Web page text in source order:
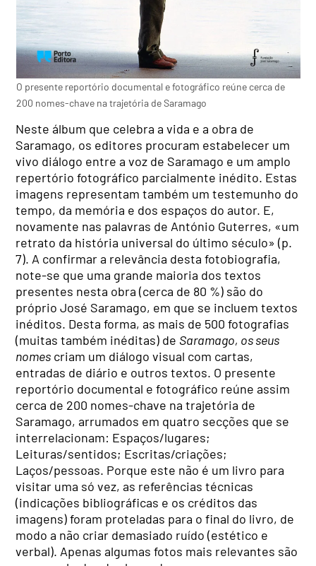
O presente reportório documental e fotográfico reúne cerca de
200 nomes-chave na trajetória de Saramago
Neste álbum que celebra a vida e a obra de
Saramago, os editores procuram estabelecer um
vivo diálogo entre a voz de Saramago e um amplo
repertório fotográfico parcialmente inédito. Estas
imagens representam também um testemunho do
tempo, da memória e dos espaços do autor. E,
novamente nas palavras de António Guterres, «um
retrato da história universal do último século» (p.
7). A confirmar a relevância desta fotobiografia,
note-se que uma grande maioria dos textos
presentes nesta obra (cerca de 80 %) são do
próprio José Saramago, em que se incluem textos
inéditos. Desta forma, as mais de 500 fotografias
(muitas também inéditas) de Saramago, os seus
nomes criam um diálogo visual com cartas,
entradas de diário e outros textos. O presente
reportório documental e fotográfico reúne assim
cerca de 200 nomes-chave na trajetória de
Saramago, arrumados em quatro secções que se
interrelacionam: Espaços/lugares;
Leituras/sentidos; Escritas/criações;
Laços/pessoas. Porque este não é um livro para
visitar uma só vez, as referências técnicas
(indicações bibliográficas e os créditos das
imagens) foram proteladas para o final do livro, de
modo a não criar demasiado ruído (estético e
verbal). Apenas algumas fotos mais relevantes são